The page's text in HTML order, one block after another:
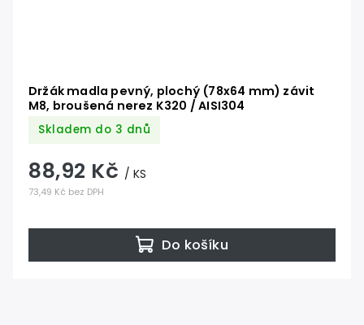
Držák madla pevný, plochý (78x64 mm) závit
M8, broušená nerez K320 / AISI304
Skladem do 3 dnů
73,49 Kč bez DPH
88,92 Kč / KS
Do košíku